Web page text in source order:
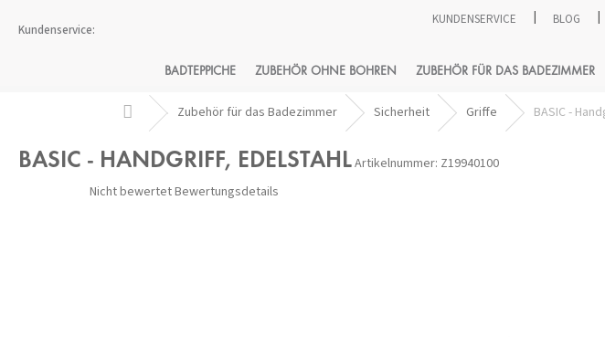
Inhalt
KUNDENSERVICE BLOG
BADTEPPICHE ZUBEHÖR OHNE BOHREN ZUBEHÖR FÜR DAS BADEZIMMER
StartseiteZubehör für das Badezimmer Sicherheit Griffe BASIC -
BASIC - HANDGRIFF, EDELSTAHLArtikelnummer: Z19940100
Die
durchschnittliche
Nicht bewertetBewertungsdetails